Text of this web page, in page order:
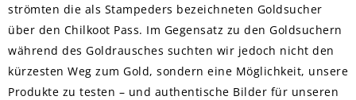
strömten die als Stampeders bezeichneten Goldsucher
über den Chilkoot Pass. Im Gegensatz zu den Goldsuchern
während des Goldrausches suchten wir jedoch nicht den
kürzesten Weg zum Gold, sondern eine Möglichkeit, unsere
Produkte zu testen – und authentische Bilder für unseren